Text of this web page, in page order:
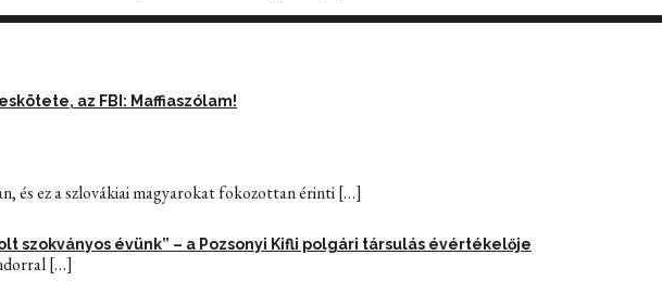
az FBI: Maffiaszólam!
és ez a szlovákiai magyarokat fokozottan érinti[…]
szokványos évünk” – a Pozsonyi Kifli polgári társulás évértékelője
[…]